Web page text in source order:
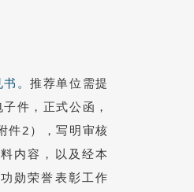
书。推荐单位需提
件，正式公函，
件2），写明审核
内容，以及经本
勋荣誉表彰工作